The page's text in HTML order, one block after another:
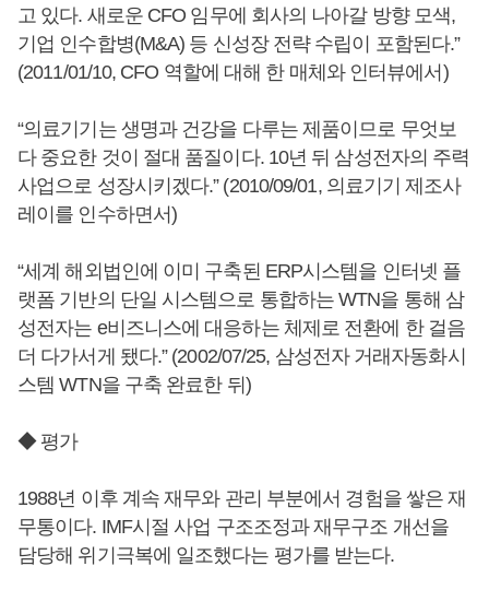
고 있다. 새로운 CFO 임무에 회사의 나아갈 방향 모색,
기업 인수합병(M&A) 등 신성장 전략 수립이 포함된다.”
(2011/01/10, CFO 역할에 대해 한 매체와 인터뷰에서)
“의료기기는 생명과 건강을 다루는 제품이므로 무엇보
다 중요한 것이 절대 품질이다. 10년 뒤 삼성전자의 주력
사업으로 성장시키겠다.” (2010/09/01, 의료기기 제조사
레이를 인수하면서)
“세계 해외법인에 이미 구축된 ERP시스템을 인터넷 플
랫폼 기반의 단일 시스템으로 통합하는 WTN을 통해 삼
성전자는 e비즈니스에 대응하는 체제로 전환에 한 걸음
더 다가서게 됐다.” (2002/07/25, 삼성전자 거래자동화시
스템 WTN을 구축 완료한 뒤)
◆ 평가
1988년 이후 계속 재무와 관리 부분에서 경험을 쌓은 재
무통이다. IMF시절 사업 구조조정과 재무구조 개선을
담당해 위기극복에 일조했다는 평가를 받는다.